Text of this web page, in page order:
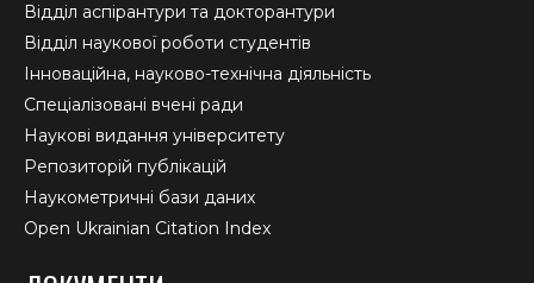
Відділ аспірантури та докторантури
Відділ наукової роботи студентів
Інноваційна, науково-технічна діяльність
Спеціалізовані вчені ради
Наукові видання університету
Репозиторій публікацій
Наукометричні бази даних
Open Ukrainian Citation Index